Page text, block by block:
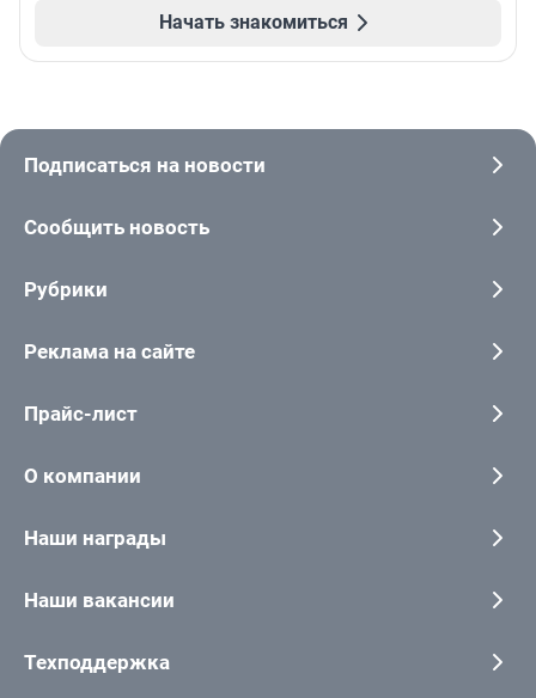
Начать знакомиться
Подписаться на новости
Сообщить новость
Рубрики
Реклама на сайте
Прайс-лист
О компании
Наши награды
Наши вакансии
Техподдержка